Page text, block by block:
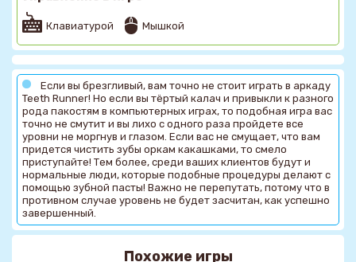
Клавиатурой Мышкой
Если вы брезгливый, вам точно не стоит играть в аркаду
Teeth Runner! Но если вы тёртый калач и привыкли к разного
рода пакостям в компьютерных играх, то подобная игра вас
точно не смутит и вы лихо с одного раза пройдете все
уровни не моргнув и глазом. Если вас не смущает, что вам
придется чистить зубы оркам какашками, то смело
приступайте! Тем более, среди ваших клиентов будут и
нормальные люди, которые подобные процедуры делают с
помощью зубной пасты! Важно не перепутать, потому что в
противном случае уровень не будет засчитан, как успешно
завершенный.
Похожие игры